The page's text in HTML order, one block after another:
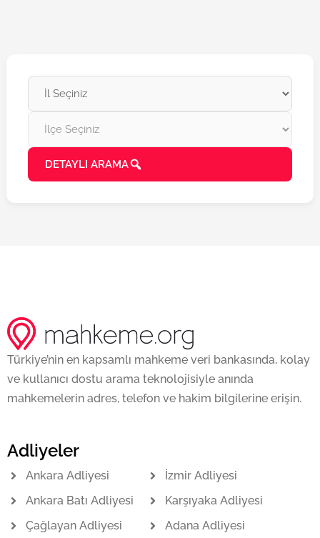
DETAYLI ARAMA
Türkiye’nin en kapsamlı mahkeme veri bankasında, kolay
ve kullanıcı dostu arama teknolojisiyle anında
mahkemelerin adres, telefon ve hakim bilgilerine erişin.
Adliyeler
Ankara Adliyesi
Ankara Batı Adliyesi
Çağlayan Adliyesi
İzmir Adliyesi
Karşıyaka Adliyesi
Adana Adliyesi